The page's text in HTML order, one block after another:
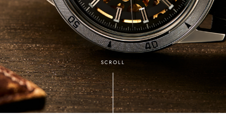
SCROLL